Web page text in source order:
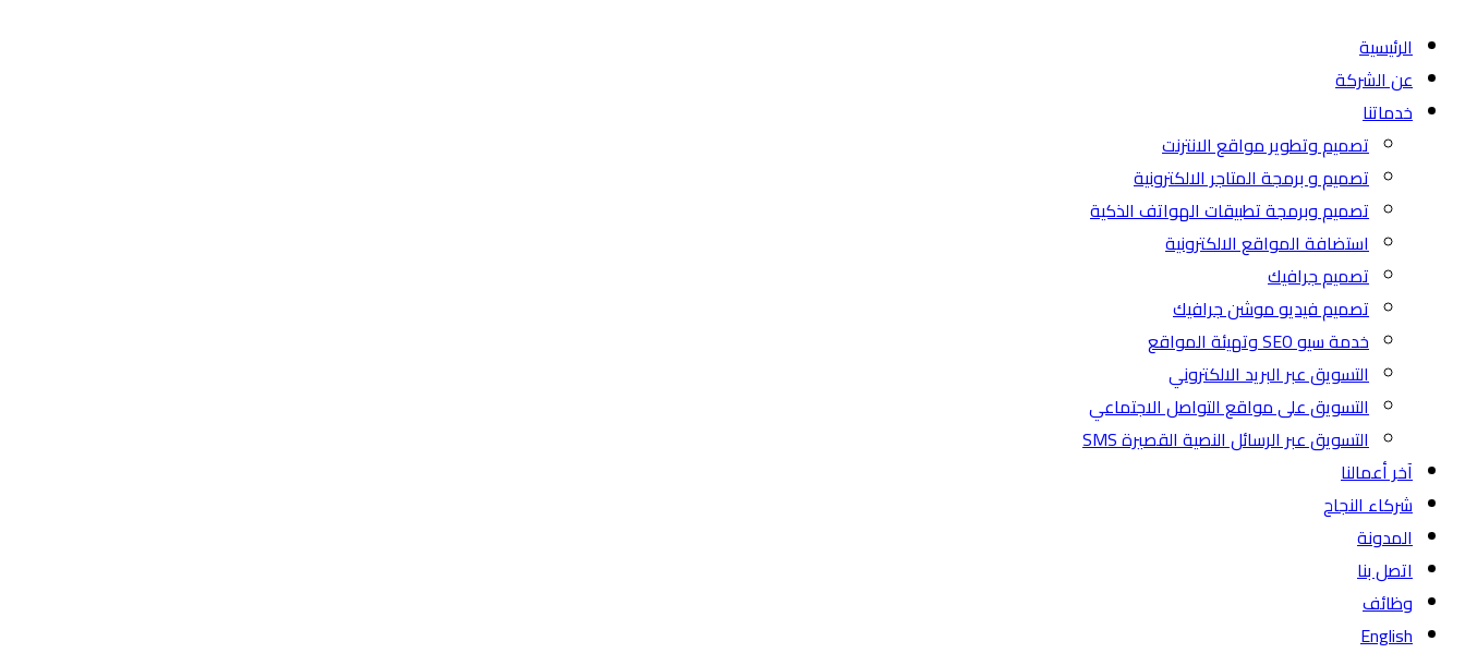
الرئيسية
عن الشركة
خدماتنا
تصميم وتطوير مواقع الانترنت
تصميم و برمجة المتاجر الالكترونية
تصميم وبرمجة تطبيقات الهواتف الذكية
استضافة المواقع الالكترونية
تصميم جرافيك
تصميم فيديو موشن جرافيك
خدمة سيو SEO وتهيئة المواقع
التسويق عبر البريد الالكتروني
التسويق على مواقع التواصل الاجتماعي
التسويق عبر الرسائل النصية القصيرة SMS
آخر أعمالنا
شركاء النجاح
المدونة
اتصل بنا
وظائف
English